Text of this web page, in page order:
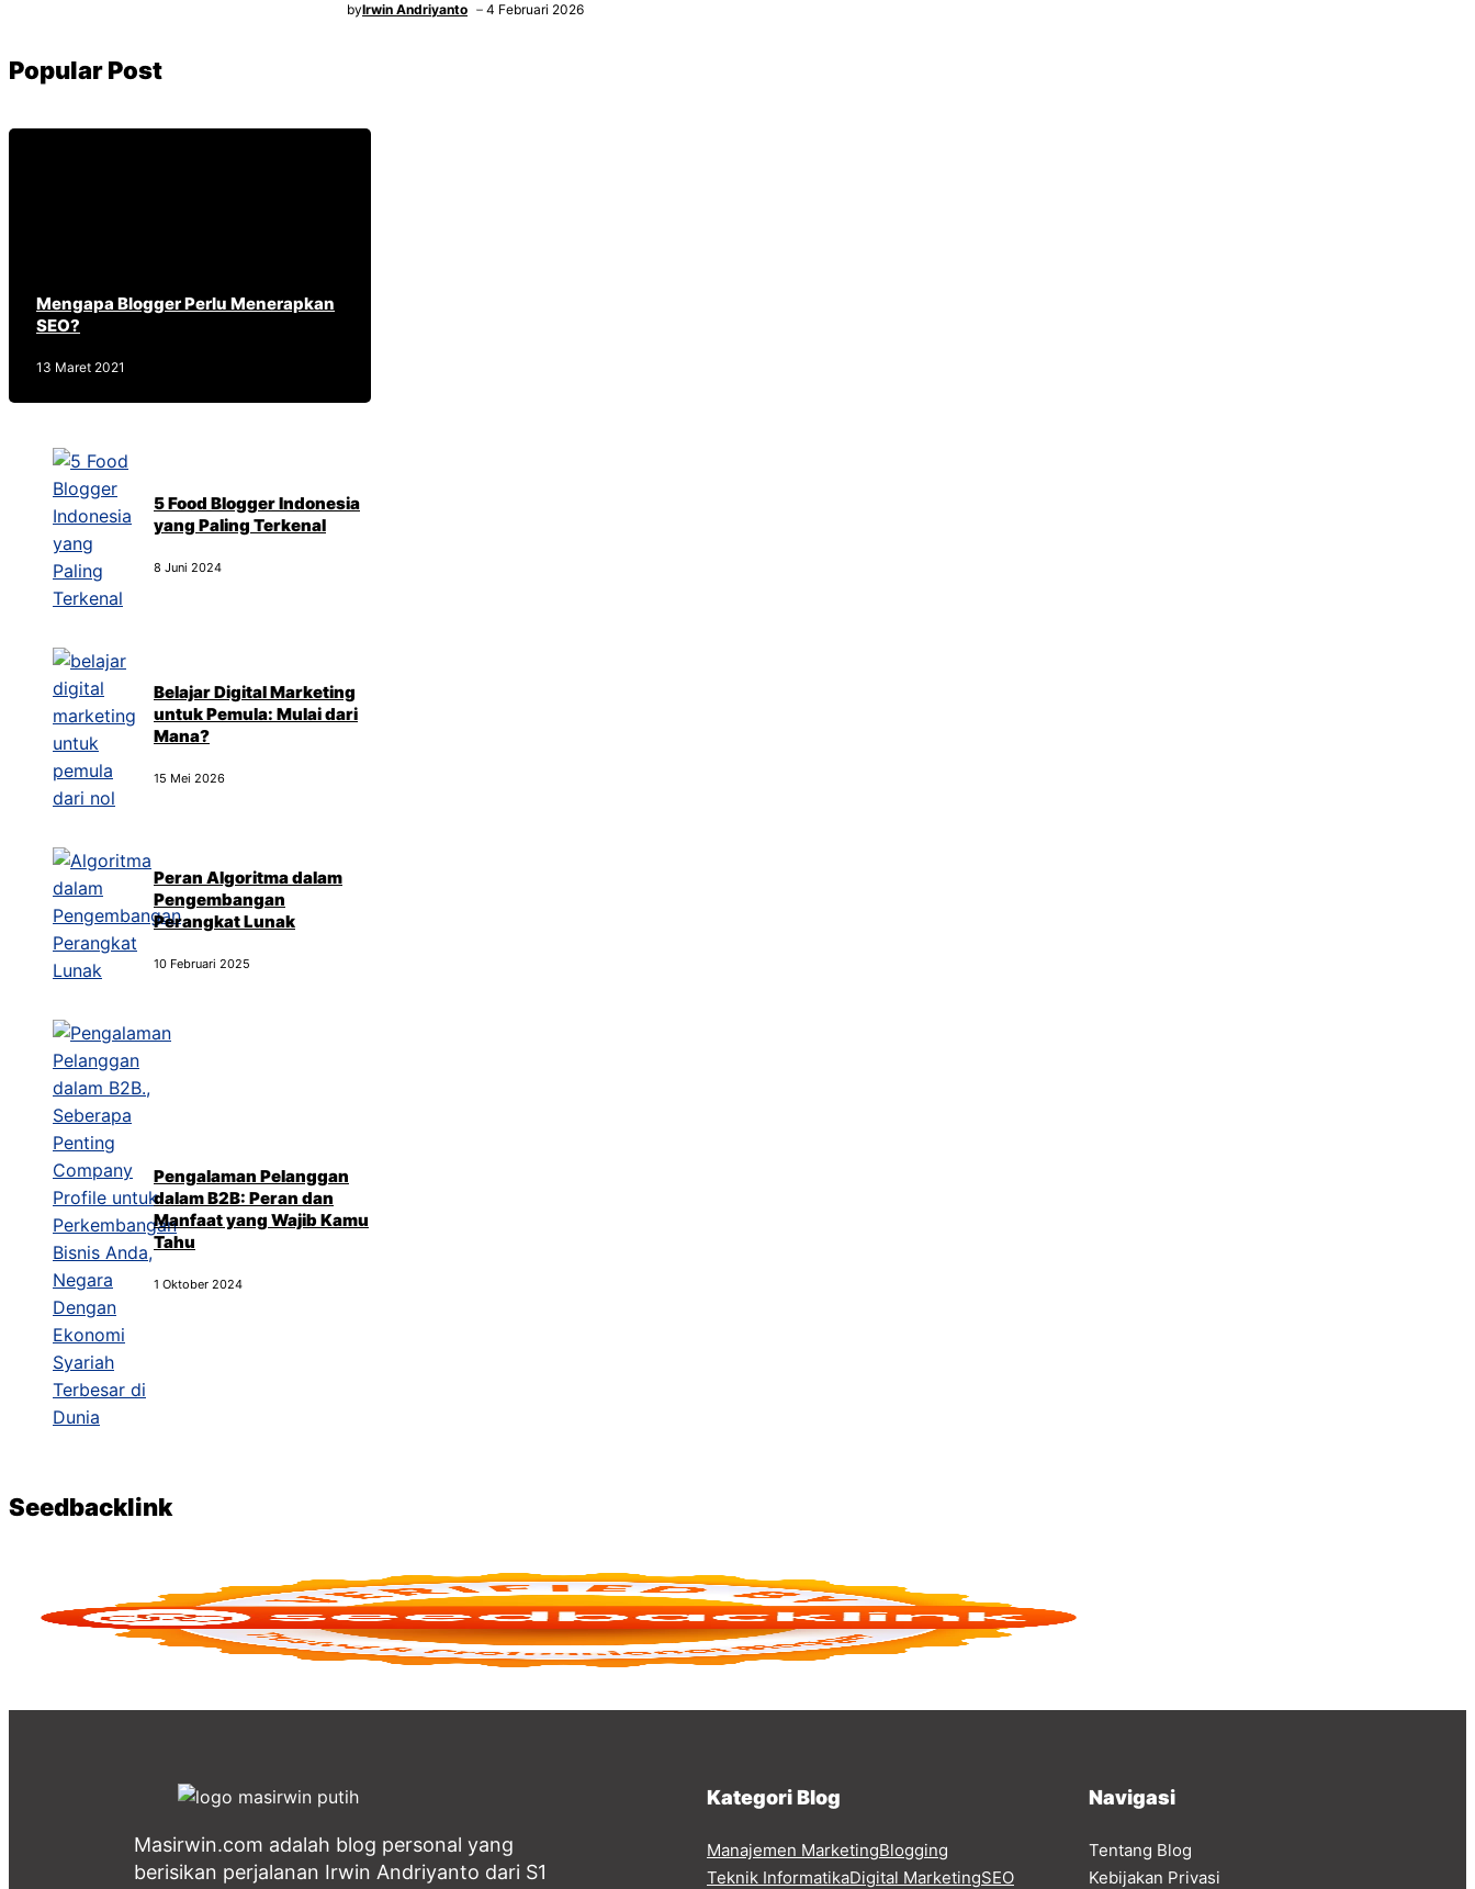
byIrwin Andriyanto 4 Februari 2026
Popular Post
Mengapa Blogger Perlu Menerapkan
SEO?
13 Maret 2021
5 Food Blogger Indonesia
yang Paling Terkenal
8 Juni 2024
Belajar Digital Marketing
untuk Pemula: Mulai dari
Mana?
15 Mei 2026
Peran Algoritma dalam
Pengembangan
Perangkat Lunak
10 Februari 2025
Pengalaman Pelanggan
dalam B2B: Peran dan
Manfaat yang Wajib Kamu
Tahu
1 Oktober 2024
Seedbacklink
Masirwin.com adalah blog personal yang
berisikan perjalanan Irwin Andriyanto dari S1
Kategori Blog
Manajemen MarketingBlogging
Teknik InformatikaDigital MarketingSEO
Navigasi
Tentang Blog
Kebijakan Privasi